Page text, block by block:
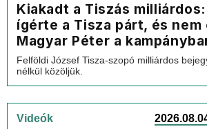
Kiakadt a Tiszás
ígérte a Tisza párt, és
Magyar Péter a
Felföldi József Tisza-szopó milliárdos
nélkül közöljük.
Videók